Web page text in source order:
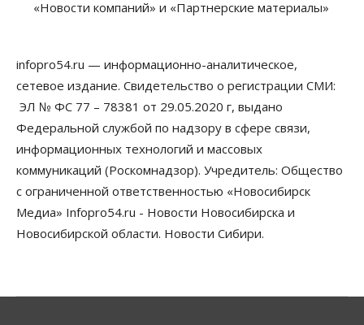
В 16 населённых пунктах Мошковского района
Бизнес Право&Порядок
Злоумышленники опять атакуют
новосибирские компании через электронную
почту
06 Августа 2026, 11:00
Общество
Медики готовятся к второму пику активности
клещей в Новосибирской области
06 Августа 2026, 10:00
06 Августа 2026, 09:00
«Новости компаний» и «Партнерские материалы»
infopro54.ru — информационно-аналитическое,
сетевое издание. Свидетельство о регистрации СМИ:
ЭЛ № ФС 77 – 78381 от 29.05.2020 г, выдано
Федеральной службой по надзору в сфере связи,
информационных технологий и массовых
коммуникаций (Роскомнадзор). Учредитель: Общество
с ограниченной ответственностью «Новосибирск
Медиа» Infopro54.ru - Новости Новосибирска и
Новосибирской области. Новости Сибири.